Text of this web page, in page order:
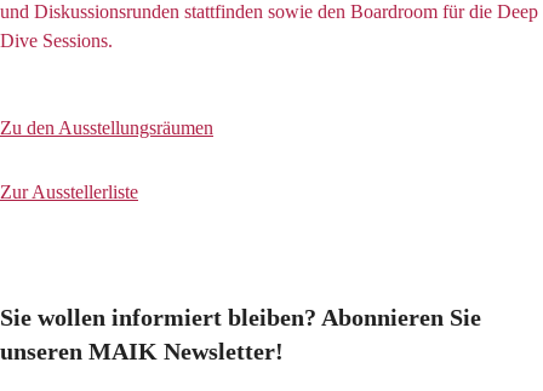
und Diskussionsrunden stattfinden sowie den Boardroom für die Deep
Dive Sessions.
Zu den Ausstellungsräumen
Zur Ausstellerliste
Sie wollen informiert bleiben? Abonnieren Sie
unseren MAIK Newsletter!